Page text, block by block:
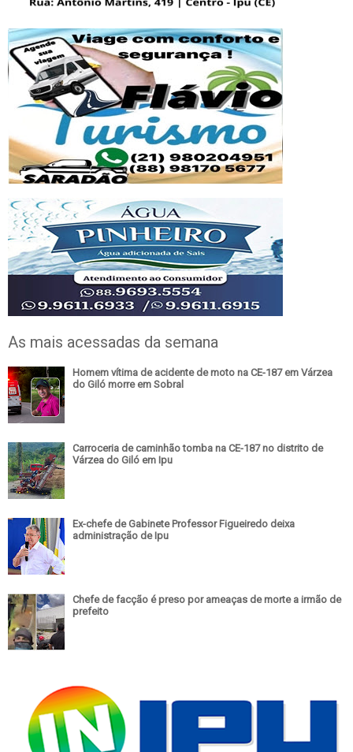
As mais acessadas da semana
Homem vítima de acidente de moto na CE-187 em Várzea
do Giló morre em Sobral
Carroceria de caminhão tomba na CE-187 no distrito de
Várzea do Giló em Ipu
Ex-chefe de Gabinete Professor Figueiredo deixa
administração de Ipu
Chefe de facção é preso por ameaças de morte a irmão de
prefeito